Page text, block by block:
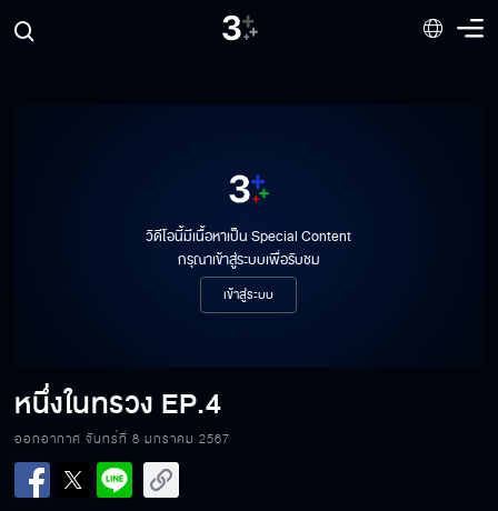
วิดีโอนี้มีเนื้อหาเป็น Special Content
กรุณาเข้าสู่ระบบเพื่อรับชม
เข้าสู่ระบบ
หนึ่งในทรวง EP.4
ออกอากาศ จันทร์ที่ 8 มกราคม 2567